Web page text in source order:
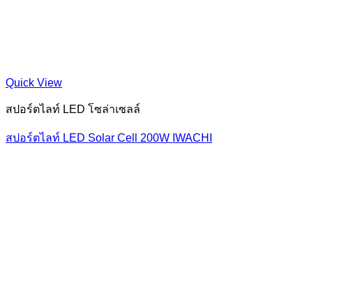
Quick View
สปอร์ตไลท์ LED โซล่าเซลล์
สปอร์ตไลท์ LED Solar Cell 200W IWACHI